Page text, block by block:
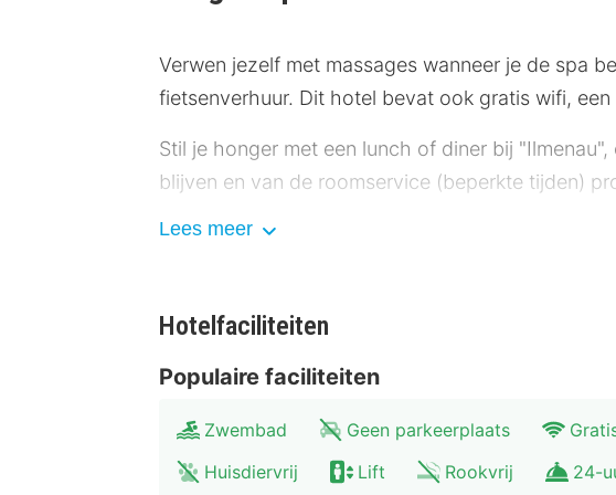
Verwen jezelf met massages wanneer je de spa
fietsenverhuur. Dit hotel bevat ook gratis wifi,
Stil je honger met een lunch of diner bij
blijven en van de roomservice (beperkte tijden)
Hotelstars Union kent in Duitsland een officiële
plaatse heb je parkeerplaatsen.
Overnacht in één van de 76 kamers met een
net zoals een bureau en een koffiezetapparaat/
Afstanden worden weergegeven tot op 0,1 mijl
Lees meer
Hotelfaciliteiten
Populaire faciliteiten
Zwembad Geen parkeerplaats
Huisdiervrij
Lift Rookvrij 24-